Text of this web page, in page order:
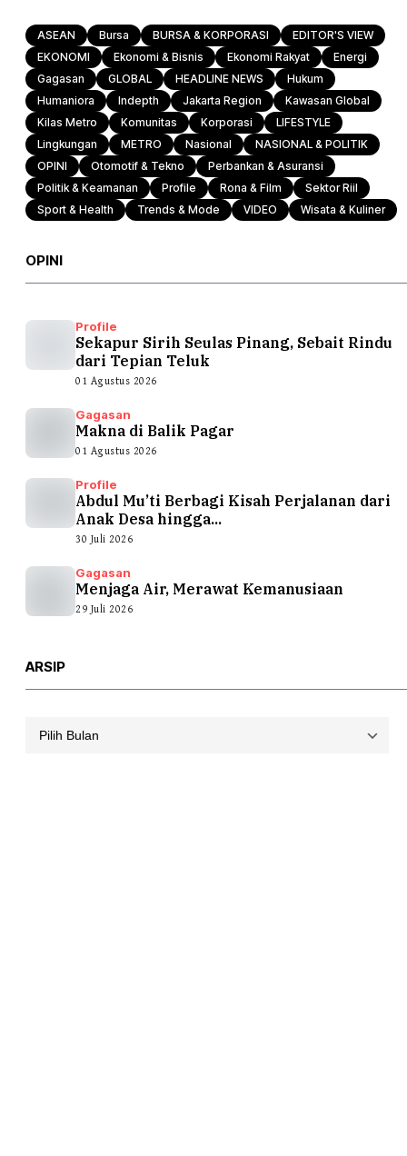
ASEAN Bursa BURSA & KORPORASI
EDITOR'S VIEW
EKONOMI
Ekonomi & Bisnis Ekonomi Rakyat
Energi
Gagasan
GLOBAL HEADLINE NEWS
Hukum
Humaniora
Indepth Jakarta Region
Kawasan Global
Kilas Metro
Komunitas Korporasi
LIFESTYLE
Lingkungan
METRO Nasional
NASIONAL & POLITIK
OPINI
Otomotif & Tekno
Perbankan & Asuransi
Politik & Keamanan
Profile Rona & Film
Sektor Riil
Sport & Health
Trends & Mode VIDEO Wisata & Kuliner
OPINI
Profile
Sekapur Sirih Seulas Pinang, Sebait Rindu
dari Tepian Teluk
01 Agustus 2026
Gagasan
Makna di Balik Pagar
01 Agustus 2026
Profile
Abdul Mu’ti Berbagi Kisah Perjalanan dari
Anak Desa hingga...
30 Juli 2026
Gagasan
Menjaga Air, Merawat Kemanusiaan
29 Juli 2026
ARSIP